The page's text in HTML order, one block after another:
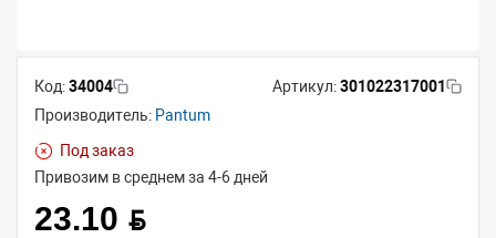
Код:34004 Артикул:301022317001
Производитель: Pantum
Под заказ
Привозим в среднем за 4-6 дней
23.10 BYN